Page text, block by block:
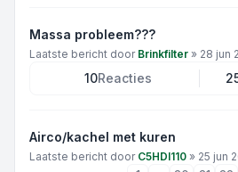
Massa probleem???
Laatste bericht door Brinkfilter » 28 jun
10Reacties
Airco/kachel met kuren
Laatste bericht door C5HDI110 » 25 jun